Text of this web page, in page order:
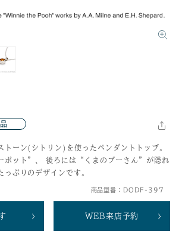
トーン(シトリン)を使ったペンダントトップ。
ポット”、 後ろには“くまのプーさん”が隠れ
っぷりのデザインです。
商品型番：DODF-397
WEB来店予約